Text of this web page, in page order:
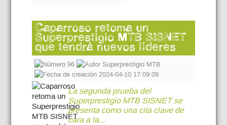
Caparroso retoma un
Superprestigio MTB SISNET
que tendrá nuevos líderes
96
Superprestigio MTB
2024-04-10 17:09:09
La segunda prueba del
Superprestigio MTB SISNET se
presenta como una cita clave de
cara a la...